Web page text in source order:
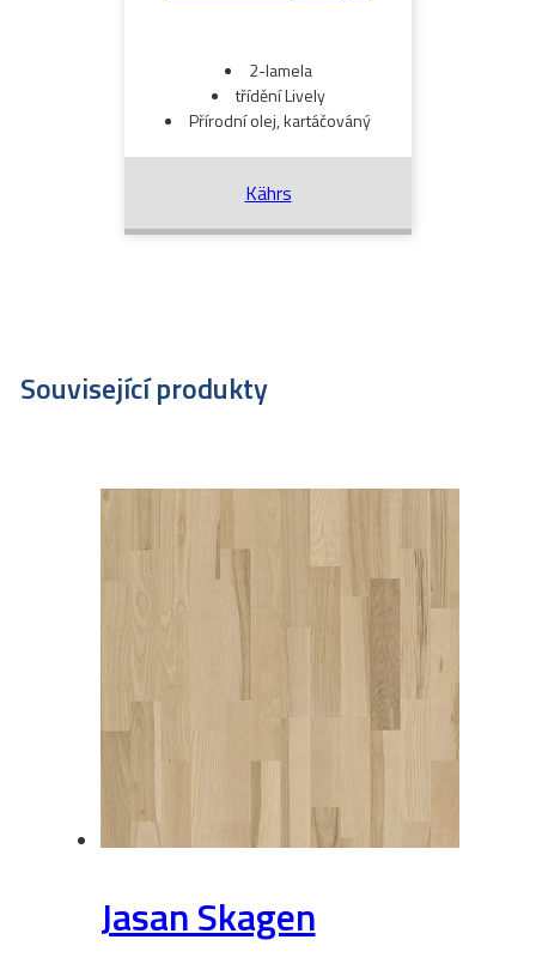
2-lamela
třídění Lively
Přírodní olej, kartáčováný
Kährs
Související produkty
Jasan Skagen